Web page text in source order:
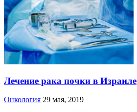
Лечение рака почки в Израиле
Онкология 29 мая, 2019